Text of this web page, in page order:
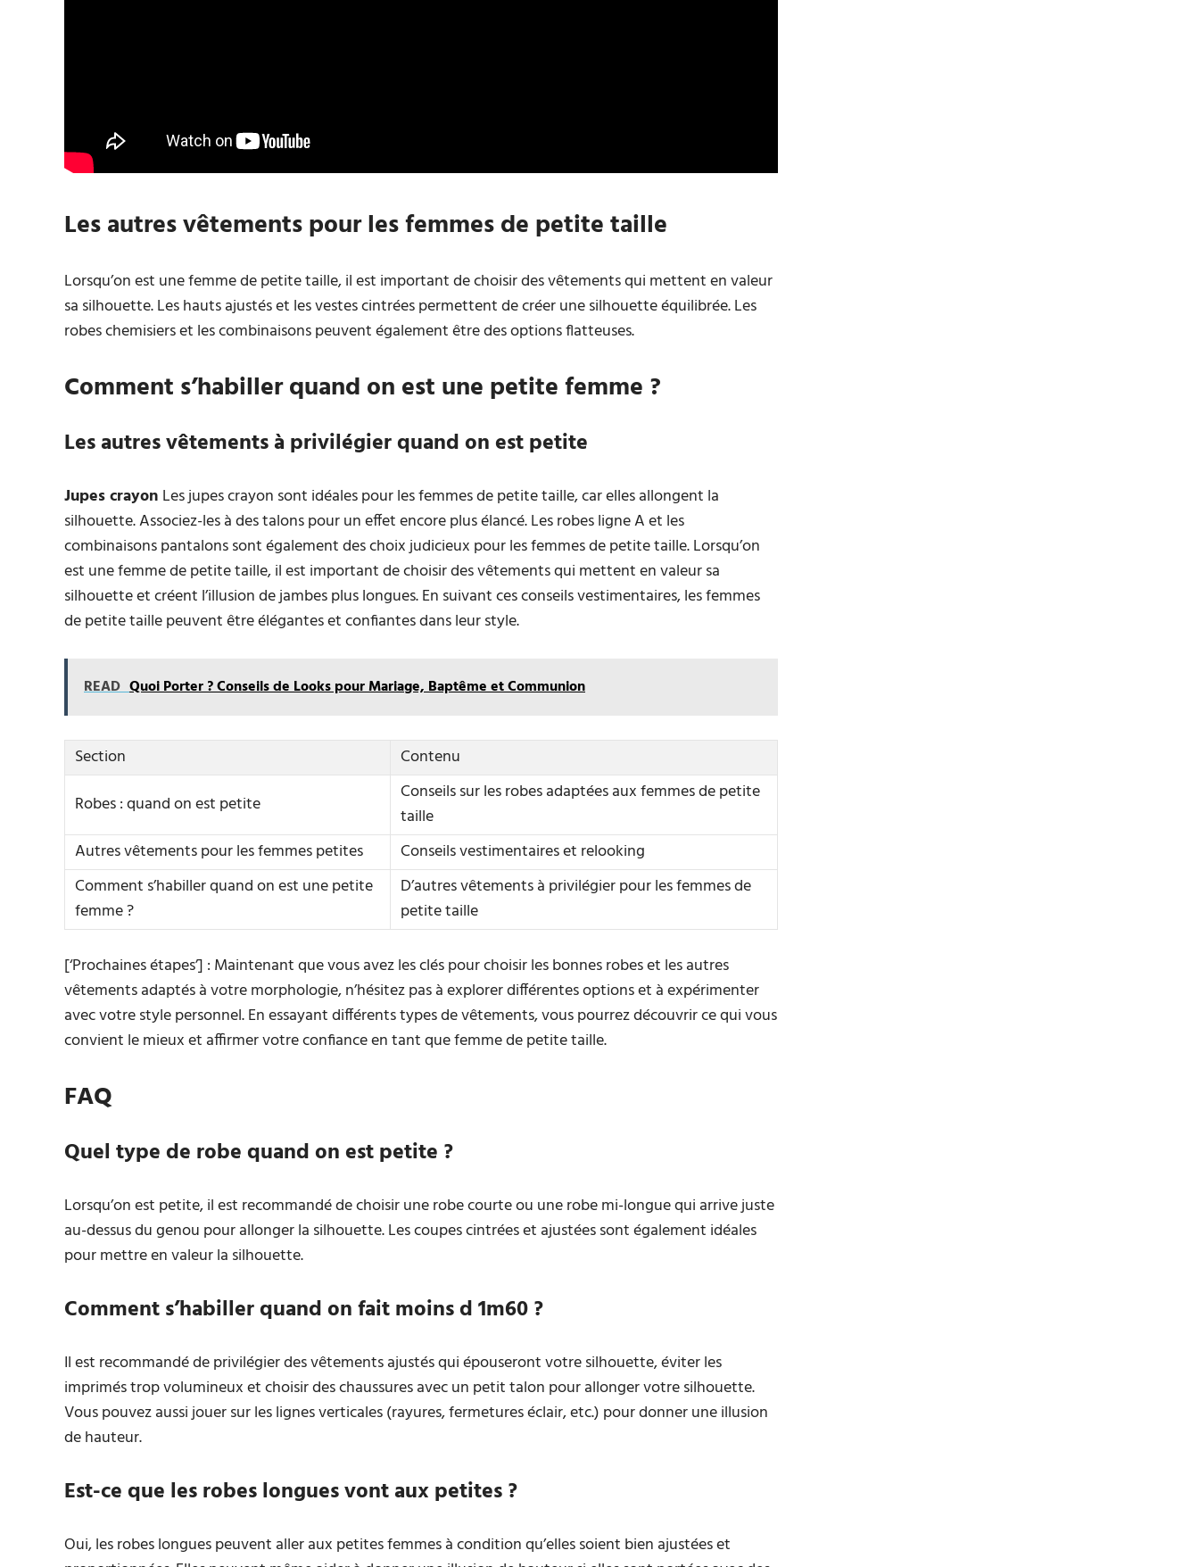
Les autres vêtements pour les femmes de petite taille
Lorsqu’on est une femme de petite taille, il est important de choisir des vêtements qui mettent en valeur
sa silhouette. Les hauts ajustés et les vestes cintrées permettent de créer une silhouette équilibrée. Les
robes chemisiers et les combinaisons peuvent également être des options flatteuses.
Comment s’habiller quand on est une petite femme ?
Les autres vêtements à privilégier quand on est petite
Jupes crayon Les jupes crayon sont idéales pour les femmes de petite taille, car elles allongent la
silhouette. Associez-les à des talons pour un effet encore plus élancé. Les robes ligne A et les
combinaisons pantalons sont également des choix judicieux pour les femmes de petite taille. Lorsqu’on
est une femme de petite taille, il est important de choisir des vêtements qui mettent en valeur sa
silhouette et créent l’illusion de jambes plus longues. En suivant ces conseils vestimentaires, les femmes
de petite taille peuvent être élégantes et confiantes dans leur style.
READ Quoi Porter ? Conseils de Looks pour Mariage, Baptême et Communion
Section
Contenu
Robes : quand on est petite
Conseils sur les robes adaptées aux femmes de petite
taille
Autres vêtements pour les femmes petites
Conseils vestimentaires et relooking
Comment s’habiller quand on est une petite
femme ?
D’autres vêtements à privilégier pour les femmes de
petite taille
[‘Prochaines étapes’] : Maintenant que vous avez les clés pour choisir les bonnes robes et les autres
vêtements adaptés à votre morphologie, n’hésitez pas à explorer différentes options et à expérimenter
avec votre style personnel. En essayant différents types de vêtements, vous pourrez découvrir ce qui vous
convient le mieux et affirmer votre confiance en tant que femme de petite taille.
FAQ
Quel type de robe quand on est petite ?
Lorsqu’on est petite, il est recommandé de choisir une robe courte ou une robe mi-longue qui arrive juste
au-dessus du genou pour allonger la silhouette. Les coupes cintrées et ajustées sont également idéales
pour mettre en valeur la silhouette.
Comment s’habiller quand on fait moins d 1m60 ?
Il est recommandé de privilégier des vêtements ajustés qui épouseront votre silhouette, éviter les
imprimés trop volumineux et choisir des chaussures avec un petit talon pour allonger votre silhouette.
Vous pouvez aussi jouer sur les lignes verticales (rayures, fermetures éclair, etc.) pour donner une illusion
de hauteur.
Est-ce que les robes longues vont aux petites ?
Oui, les robes longues peuvent aller aux petites femmes à condition qu’elles soient bien ajustées et